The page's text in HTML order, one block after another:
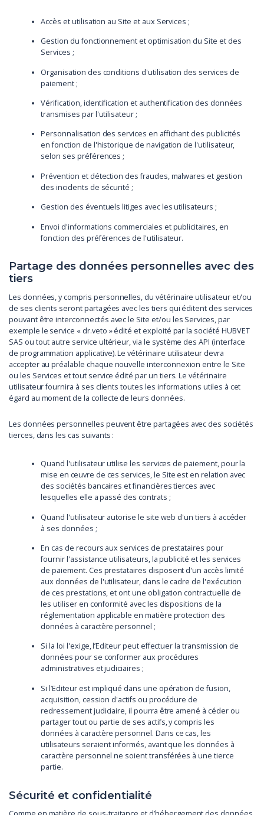
Accès et utilisation au Site et aux Services ;
Gestion du fonctionnement et optimisation du Site et des
Services ;
Organisation des conditions d'utilisation des services de
paiement ;
Vérification, identification et authentification des données
transmises par l'utilisateur ;
Personnalisation des services en affichant des publicités
en fonction de l'historique de navigation de l'utilisateur,
selon ses préférences ;
Prévention et détection des fraudes, malwares et gestion
des incidents de sécurité ;
Gestion des éventuels litiges avec les utilisateurs ;
Envoi d'informations commerciales et publicitaires, en
fonction des préférences de l'utilisateur.
Partage des données personnelles avec des
tiers
Les données, y compris personnelles, du vétérinaire utilisateur et/ou
de ses clients seront partagées avec les tiers qui éditent des services
pouvant être interconnectés avec le Site et/ou les Services, par
exemple le service « dr.veto » édité et exploité par la société HUBVET
SAS ou tout autre service ultérieur, via le système des API (interface
de programmation applicative). Le vétérinaire utilisateur devra
accepter au préalable chaque nouvelle interconnexion entre le Site
ou les Services et tout service édité par un tiers. Le vétérinaire
utilisateur fournira à ses clients toutes les informations utiles à cet
égard au moment de la collecte de leurs données.
Les données personnelles peuvent être partagées avec des sociétés
tierces, dans les cas suivants :
Quand l'utilisateur utilise les services de paiement, pour la
mise en œuvre de ces services, le Site est en relation avec
des sociétés bancaires et financières tierces avec
lesquelles elle a passé des contrats ;
Quand l'utilisateur autorise le site web d'un tiers à accéder
à ses données ;
En cas de recours aux services de prestataires pour
fournir l'assistance utilisateurs, la publicité et les services
de paiement. Ces prestataires disposent d'un accès limité
aux données de l'utilisateur, dans le cadre de l'exécution
de ces prestations, et ont une obligation contractuelle de
les utiliser en conformité avec les dispositions de la
réglementation applicable en matière protection des
données à caractère personnel ;
Si la loi l'exige, l’Editeur peut effectuer la transmission de
données pour se conformer aux procédures
administratives et judiciaires ;
Si l’Editeur est impliqué dans une opération de fusion,
acquisition, cession d'actifs ou procédure de
redressement judiciaire, il pourra être amené à céder ou
partager tout ou partie de ses actifs, y compris les
données à caractère personnel. Dans ce cas, les
utilisateurs seraient informés, avant que les données à
caractère personnel ne soient transférées à une tierce
partie.
Sécurité et confidentialité